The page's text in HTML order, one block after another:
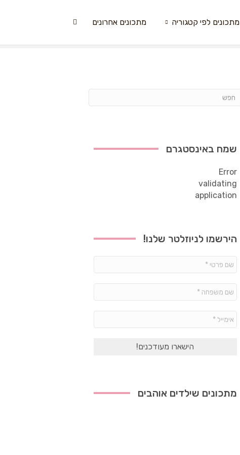
מתכונים לפי קטגוריה מתכונים אחרונים
שמח באינסטגרם
Error
validating
application
הירשמו לניוזלטר שלנו!
פרטי
משפחה
*
מתכונים שילדים אוהבים